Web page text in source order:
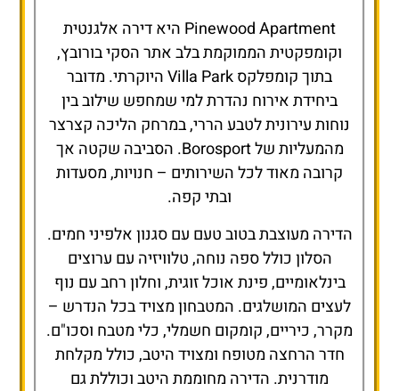
Pinewood Apartment היא דירה אלגנטית
וקומפקטית הממוקמת בלב אתר הסקי בורובץ,
בתוך קומפלקס Villa Park היוקרתי. מדובר
ביחידת אירוח נהדרת למי שמחפש שילוב בין
נוחות עירונית לטבע הררי, במרחק הליכה קצרצר
מהמעליות של Borosport. הסביבה שקטה אך
קרובה מאוד לכל השירותים – חנויות, מסעדות
ובתי קפה.
הדירה מעוצבת בטוב טעם עם סגנון אלפיני חמים.
הסלון כולל ספה נוחה, טלוויזיה עם ערוצים
בינלאומיים, פינת אוכל זוגית, וחלון רחב עם נוף
לעצים המושלגים. המטבחון מצויד בכל הנדרש –
מקרר, כיריים, קומקום חשמלי, כלי מטבח וסכו"ם.
חדר הרחצה מטופח ומצויד היטב, כולל מקלחת
מודרנית. הדירה מחוממת היטב וכוללת גם